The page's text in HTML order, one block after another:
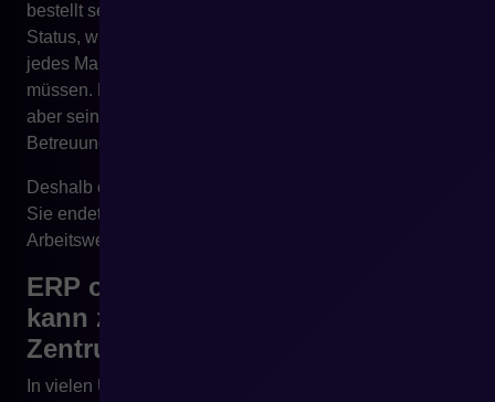
bestellt selbstständig, lädt Dokumente herunter, prüft
Status, wiederholt Käufe und nutzt Angebote, ohne
jedes Mal den Account Manager kontaktieren zu
müssen. Der Vertriebsmitarbeiter verschwindet nicht,
aber seine Rolle verschiebt sich von operativer
Betreuung zu Beratung und Kundenentwicklung.
Deshalb endet digitale Transformation nicht mit ERP.
Sie endet erst dann, wenn Daten aus ERP die
Arbeitsweise von Kunden und Teams real verändern.
ERP ohne PIM, WMS und CRM
kann zu einem überlasteten
Zentrum werden
In vielen Unternehmen beginnt ERP mit der Zeit mehr